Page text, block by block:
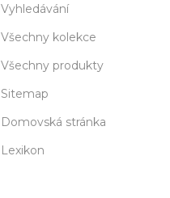
Vyhledávání
Všechny kolekce
Všechny produkty
Sitemap
Domovská stránka
Lexikon